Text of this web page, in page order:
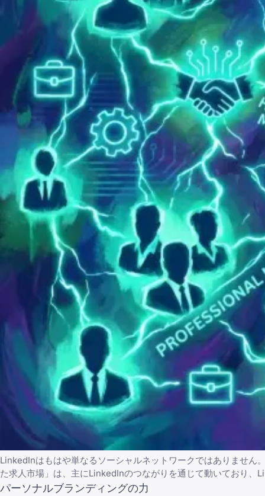
LinkedInはもはや単なるソーシャルネットワークではありませ
た求人市場」は、主にLinkedInのつながりを通じて動いており、
パーソナルブランディングの力